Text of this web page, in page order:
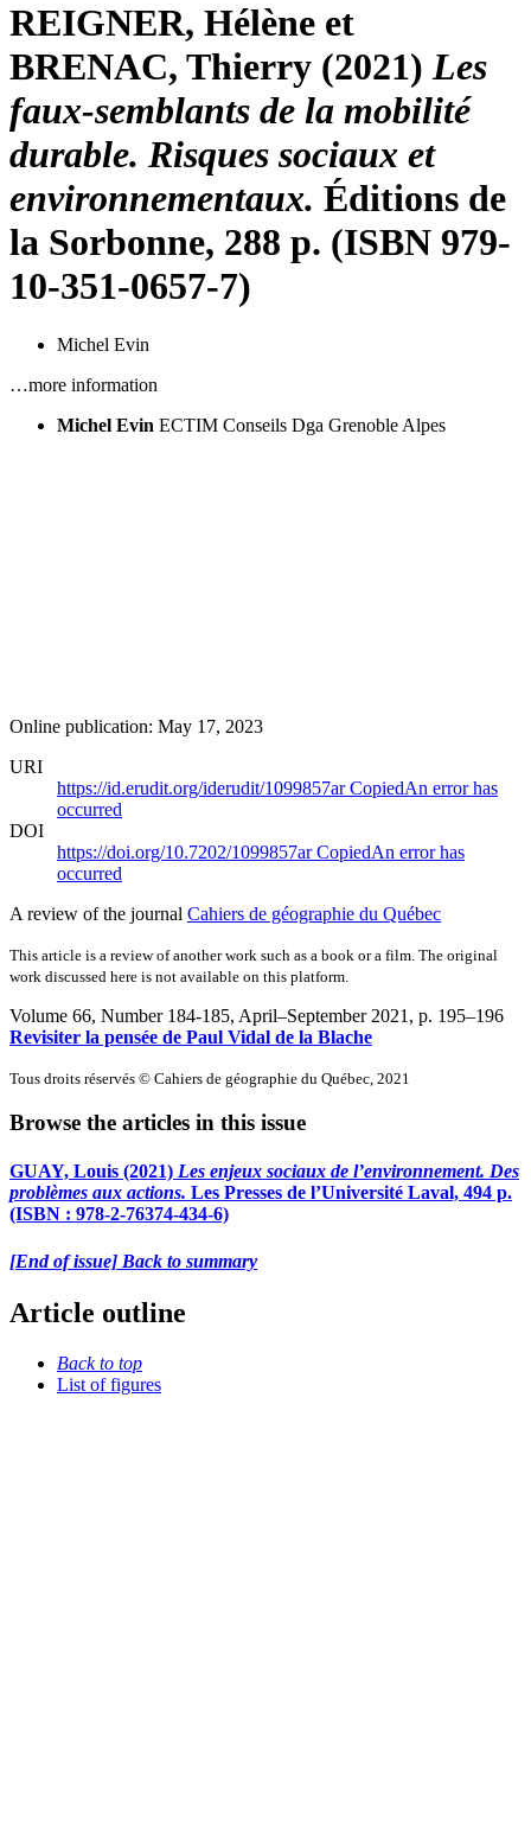
REIGNER, Hélène et
BRENAC, Thierry (2021) Les
faux-semblants de la mobilité
durable. Risques sociaux et
environnementaux. Éditions de
la Sorbonne, 288 p. (ISBN 979-
10-351-0657-7)
Michel Evin
…more information
Michel Evin ECTIM Conseils Dga Grenoble Alpes
Online publication: May 17, 2023
URI
https://id.erudit.org/iderudit/1099857arCopiedAn error has
occurred
DOI
https://doi.org/10.7202/1099857arCopiedAn error has
occurred
A review of the journal Cahiers de géographie du Québec
This article is a review of another work such as a book or a film. The original
work discussed here is not available on this platform.
Volume 66, Number 184-185, April–September 2021 , p. 195–196
Revisiter la pensée de Paul Vidal de la Blache
Tous droits réservés © Cahiers de géographie du Québec, 2021
Browse the articles in this issue
GUAY, Louis (2021) Les enjeux sociaux de l’environnement. Des
problèmes aux actions. Les Presses de l’Université Laval, 494 p.
(ISBN : 978-2-76374-434-6)
[End of issue] Back to summary
Article outline
Back to top
List of figures